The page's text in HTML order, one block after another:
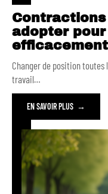
adopter
Changer de position
travail…
EN SAVOIR PLUS